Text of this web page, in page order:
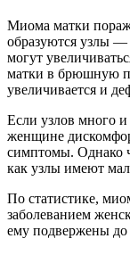
Миома матки
образуются узлы —
могут
матки в брюшную
увеличивается и
Если узлов много
женщине
симптомы. Однако
как узлы имеют
По статистике,
заболеванием
ему подвержены